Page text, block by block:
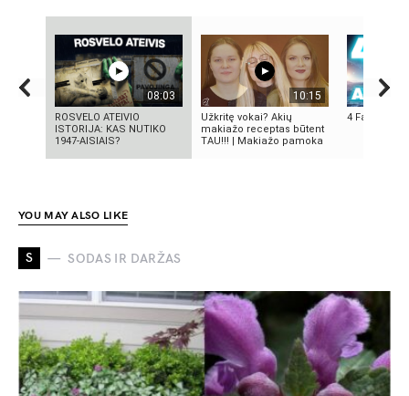
08:03
ROSVELO ATEIVIO
ISTORIJA: KAS NUTIKO
1947-AISIAIS?
10:15
Užkritę vokai? Akių
makiažo receptas būtent
TAU!!! | Makiažo pamoka
4 Faktai
YOU MAY ALSO LIKE
S SODAS IR DARŽAS